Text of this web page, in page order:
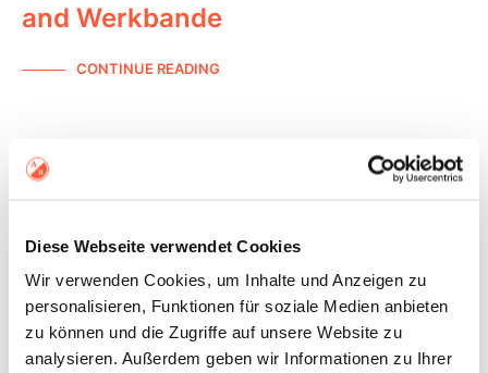
Diese Webseite verwendet Cookies
Wir verwenden Cookies, um Inhalte und Anzeigen zu
personalisieren, Funktionen für soziale Medien anbieten
zu können und die Zugriffe auf unsere Website zu
analysieren. Außerdem geben wir Informationen zu Ihrer
and Werkbande
CONTINUE READING